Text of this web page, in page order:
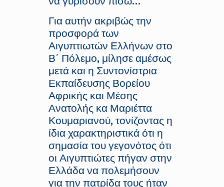
Για αυτήν ακριβώς την
προσφορά των
Αιγυπτιωτών Ελλήνων στο
Β΄ Πόλεμο, μίλησε αμέσως
μετά και η Συντονίστρια
Εκπαίδευσης Βορείου
Αφρικής και Μέσης
Ανατολής κα Μαριέττα
Κουμαριανού, τονίζοντας η
ίδια χαρακτηριστικά ότι η
σημασία του γεγονότος ότι
οι Αιγυπτιώτες πήγαν στην
Ελλάδα να πολεμήσουν
για την πατρίδα τους ήταν